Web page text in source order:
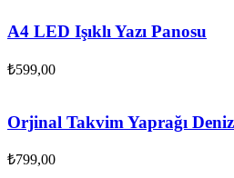
A4 LED Işıklı Yazı Panosu
₺599,00
Orjinal Takvim Yaprağı
₺799,00